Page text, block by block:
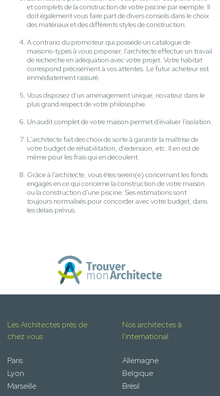
et complets de la construction de votre piscine par exemple. Il
doit également vous faire part de divers conseils dans le choix
des matériaux et des différents styles de construction.
A contrario du promoteur qui possède un catalogue de
maisons-types à vous proposer, l’architecte effectue un travail
de recherche en adéquation avec votre projet. Votre habitat
correspond précisément à vos attentes. Le futur acheteur est
immédiatement rassuré.
Vous disposez d'un aménagement unique, novateur dans le
plus grand respect de votre philosophie.
Un audit complet de votre maison permet d'évaluer l'isolation.
L'architecte fait des choix de sorte à garantir la maîtrise de
votre budget de réhabilitation, d'extension, etc. Il en est de
même pour les frais qui en découlent.
Grâce à l'architecte, vous êtes serein(e) concernant les fonds
engagés en ce qui concerne la construction de votre maison
ou la construction d'une piscine. Ses estimations sont
toujours normalisés pour concorder avec votre budget, dans
les délais prévus.
Les Architectes près de
chez vous
Paris
Lyon
Marseille
Nos architectes à
l'international
Allemagne
Belgique
Brésil